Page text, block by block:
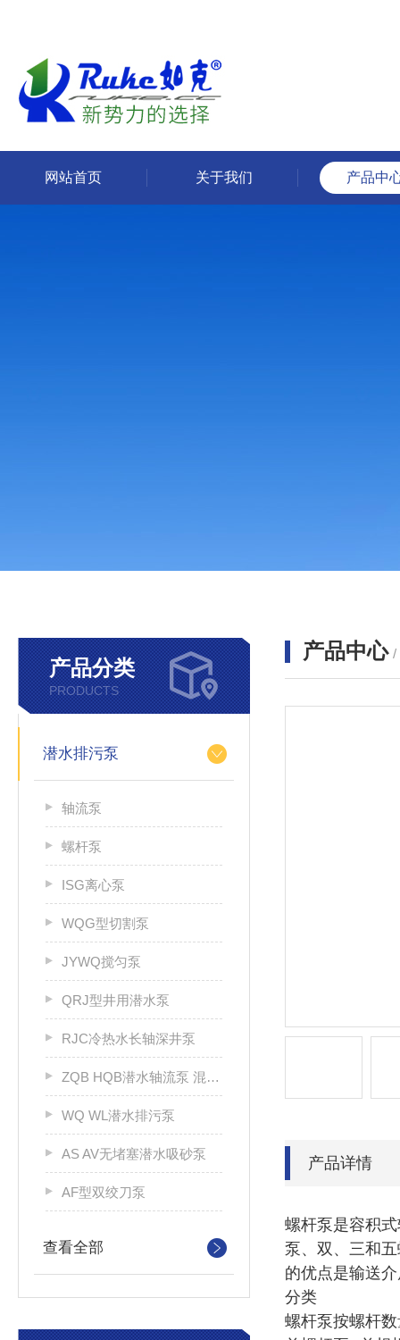
网站首页 关于我们 产品中
产品分类
PRODUCTS
潜水排污泵
轴流泵
螺杆泵
ISG离心泵
WQG型切割泵
JYWQ搅匀泵
QRJ型井用潜水泵
RJC冷热水长轴深井泵
ZQB HQB潜水轴流泵 混流泵
WQ WL潜水排污泵
AS AV无堵塞潜水吸砂泵
AF型双绞刀泵
查看全部
产品中心 /
产品详情
螺杆泵是容积
泵、双、三和
的优点是输送
分类
螺杆泵按螺杆